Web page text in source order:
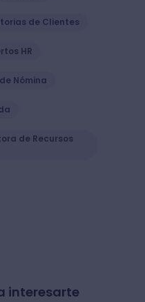
de Clientes
HR
Nómina
de Recursos
interesarte